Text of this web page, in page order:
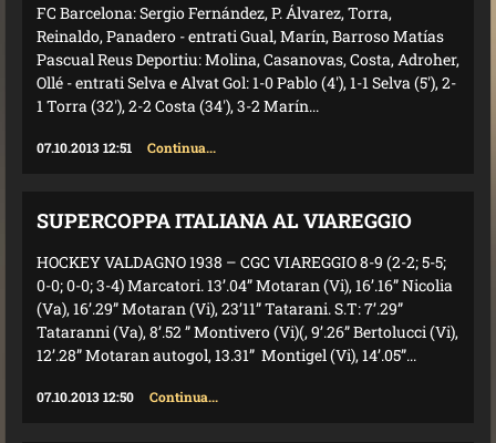
FC Barcelona: Sergio Fernández, P. Álvarez, Torra,
Reinaldo, Panadero - entrati Gual, Marín, Barroso Matías
Pascual Reus Deportiu: Molina, Casanovas, Costa, Adroher,
Ollé - entrati Selva e Alvat Gol: 1-0 Pablo (4'), 1-1 Selva (5'), 2-
1 Torra (32'), 2-2 Costa (34'), 3-2 Marín...
07.10.2013 12:51 Continua...
SUPERCOPPA ITALIANA AL VIAREGGIO
HOCKEY VALDAGNO 1938 – CGC VIAREGGIO 8-9 (2-2; 5-5;
0-0; 0-0; 3-4) Marcatori. 13’.04” Motaran (Vi), 16’.16” Nicolia
(Va), 16’.29” Motaran (Vi), 23’11” Tatarani. S.T: 7’.29”
Tataranni (Va), 8’.52 ” Montivero (Vi)(, 9’.26” Bertolucci (Vi),
12’.28” Motaran autogol, 13.31” Montigel (Vi), 14’.05”...
07.10.2013 12:50 Continua...